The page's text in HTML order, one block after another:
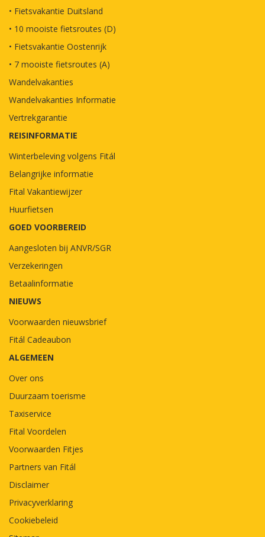
• Fietsvakantie Duitsland
• 10 mooiste fietsroutes (D)
• Fietsvakantie Oostenrijk
• 7 mooiste fietsroutes (A)
Wandelvakanties
Wandelvakanties Informatie
Vertrekgarantie
REISINFORMATIE
Winterbeleving volgens Fitál
Belangrijke informatie
Fital Vakantiewijzer
Huurfietsen
GOED VOORBEREID
Aangesloten bij ANVR/SGR
Verzekeringen
Betaalinformatie
NIEUWS
Voorwaarden nieuwsbrief
Fitál Cadeaubon
ALGEMEEN
Over ons
Duurzaam toerisme
Taxiservice
Fital Voordelen
Voorwaarden Fitjes
Partners van Fitál
Disclaimer
Privacyverklaring
Cookiebeleid